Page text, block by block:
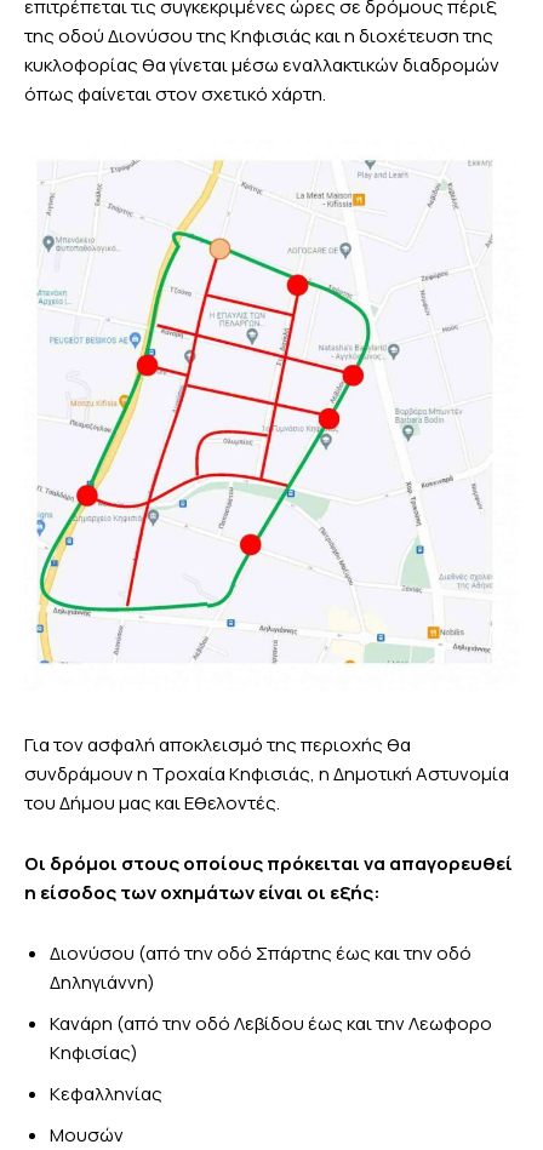
επιτρέπεται τις συγκεκριμένες ώρες σε δρόμους πέριξ
της οδού Διονύσου της Κηφισιάς και η διοχέτευση της
κυκλοφορίας θα γίνεται μέσω εναλλακτικών διαδρομών
όπως φαίνεται στον σχετικό χάρτη.
Για τον ασφαλή αποκλεισμό της περιοχής θα
συνδράμουν η Τροχαία Κηφισιάς, η Δημοτική Αστυνομία
του Δήμου μας και Εθελοντές.
Οι δρόμοι στους οποίους πρόκειται να απαγορευθεί
η είσοδος των οχημάτων είναι οι εξής:
Διονύσου (από την οδό Σπάρτης έως και την οδό
Δηληγιάννη)
Κανάρη (από την οδό Λεβίδου έως και την Λεωφορο
Κηφισίας)
Κεφαλληνίας
Μουσών